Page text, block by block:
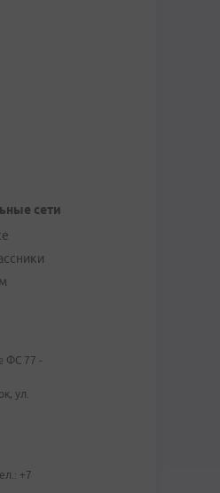
сети
ФС 77 -
ул.
+7